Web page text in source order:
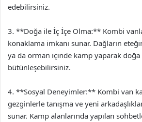
edebilirsiniz.
3. **Doğa ile İç İçe Olma:** Kombi
konaklama imkanı sunar. Dağların
ya da orman içinde kamp yaparak doğa
bütünleşebilirsiniz.
4. **Sosyal Deneyimler:** Kombi van
gezginlerle tanışma ve yeni
sunar. Kamp alanlarında yapılan